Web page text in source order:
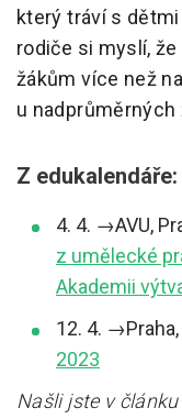
který tráví s
rodiče si myslí,
žákům více než
u nadprůměrných
Z edukalendáře:
4. 4. →AVU,
z umělecké
Akademii
12. 4.
2023
Našli jste v